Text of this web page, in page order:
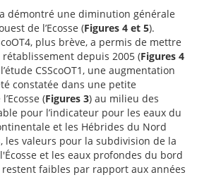
a démontré une diminution générale
de l’Ecosse (Figures 4 et 5).
plus brève, a permis de mettre
depuis 2005 (Figures 4
CSScoOT1, une augmentation
constatée dans une petite
(Figures 3) au milieu des
pour l’indicateur pour les eaux du
et les Hébrides du Nord
les valeurs pour la subdivision de la
et les eaux profondes du bord
faibles par rapport aux années